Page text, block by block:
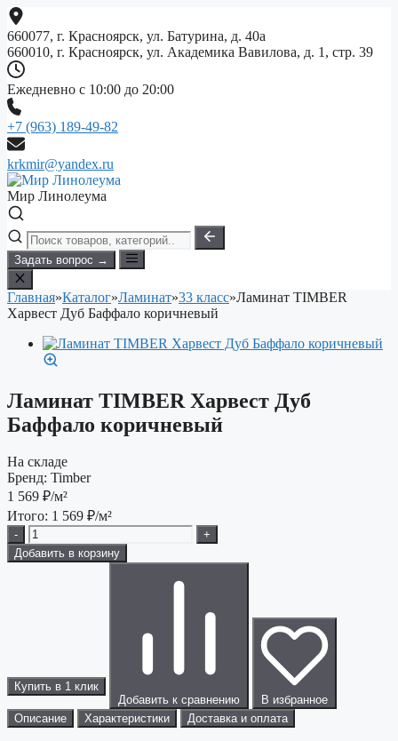
Перейти
к
содержимому
660077, г. Красноярск, ул. Батурина, д. 40а
660010, г. Красноярск, ул. Академика Вавилова, д. 1, стр. 39
Ежедневно с 10:00 до 20:00
+7 (963) 189-49-82
krkmir@yandex.ru
Мир Линолеума
Задать вопрос →
Главная»Каталог»Ламинат»33 класс»Ламинат TIMBER
Харвест Дуб Баффало коричневый
Ламинат TIMBER Харвест Дуб
Баффало коричневый
На складе
Бренд: Timber
1 569 ₽/м²
Итого: 1 569 ₽/м²
-
+
Добавить в корзину
Купить в 1 клик
Добавить к сравнению
В избранное
Описание
Характеристики Доставка и оплата